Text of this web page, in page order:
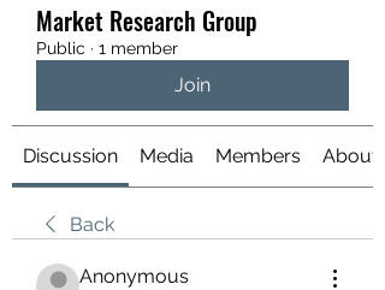
Market Research Group
Public · 1 member
Join
Discussion Media Members About
Back
Anonymous